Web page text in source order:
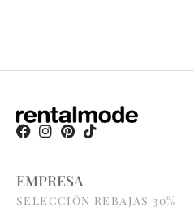
EMPRESA
SELECCIÓN REBAJAS 30%